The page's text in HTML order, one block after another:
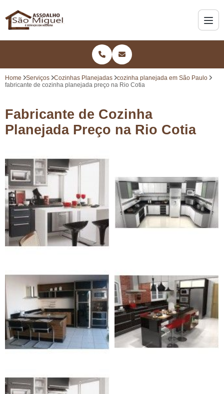
Home Serviços Cozinhas Planejadas
cozinha planejada em São Paulo
fabricante de cozinha planejada preço na Rio Cotia
Fabricante de Cozinha
Planejada Preço na Rio Cotia